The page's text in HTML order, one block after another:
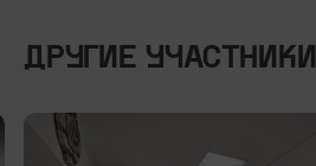
ДРУГИЕ УЧАСТНИКИ